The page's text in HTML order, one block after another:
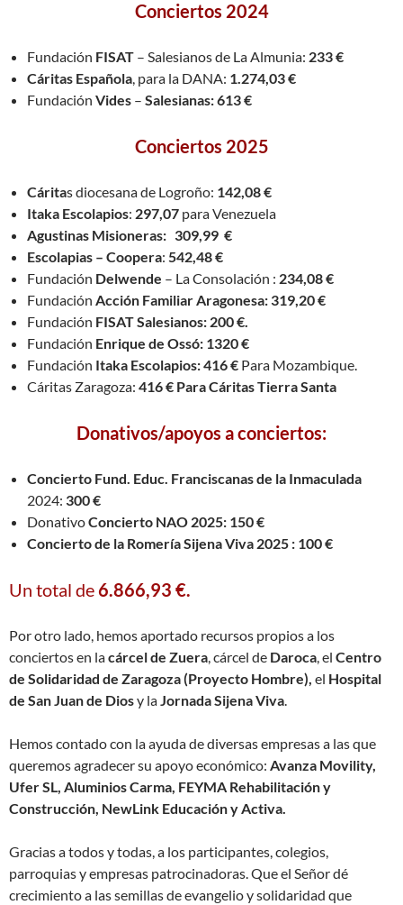
Conciertos 2024
Fundación FISAT – Salesianos de La Almunia: 233 €
Cáritas Española, para la DANA: 1.274,03€
Fundación Vides – Salesianas: 613 €
Conciertos 2025
Cáritas diocesana de Logroño: 142,08 €
Itaka Escolapios: 297,07 para Venezuela
Agustinas Misioneras: 309,99 €
Escolapias – Coopera: 542,48 €
Fundación Delwende – La Consolación : 234,08 €
Fundación Acción Familiar Aragonesa: 319,20 €
Fundación FISAT Salesianos: 200 €.
Fundación Enrique de Ossó: 1320 €
Fundación Itaka Escolapios: 416 € Para Mozambique.
Cáritas Zaragoza: 416 € Para Cáritas Tierra Santa
Donativos/apoyos a conciertos:
Concierto Fund. Educ. Franciscanas de la Inmaculada
2024: 300 €
DonativoConcierto NAO 2025: 150 €
Concierto de la Romería Sijena Viva 2025 : 100 €
Un total de 6.866,93 €.
Por otro lado, hemos aportado recursos propios a los
conciertos en lacárcel de Zuera, cárcel de Daroca, el Centro
de Solidaridad de Zaragoza (Proyecto Hombre), el Hospital
de San Juan de Diosy laJornada Sijena Viva.
Hemos contado con la ayuda de diversas empresas a las que
queremos agradecer su apoyo económico: Avanza Movility,
Ufer SL, Aluminios Carma, FEYMA Rehabilitación y
Construcción, NewLink Educación y Activa.
Gracias a todos y todas, a los participantes, colegios,
parroquias y empresas patrocinadoras. Que el Señor dé
crecimiento a las semillas de evangelio y solidaridad que